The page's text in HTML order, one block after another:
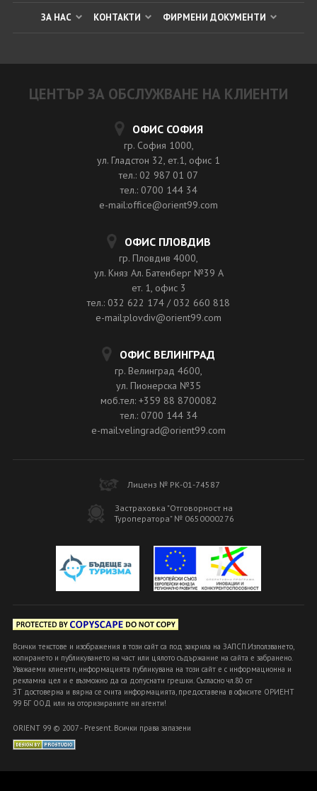
ЗА НАС КОНТАКТИ ФИРМЕНИ ДОКУМЕНТИ
ЦЕНТЪР ЗА ОБСЛУЖВАНЕ НА КЛИЕНТИ
ОФИС СОФИЯ
гр. София 1000,
ул. Гладстон 32, ет.1, офис 1
тел.: 02 987 01 07
тел.: 0700 144 34
e-mail:office@orient99.com
ОФИС ПЛОВДИВ
гр. Пловдив 4000,
ул. Княз Ал. Батенберг №39 A
ет. 1, офис 3
тел.: 032 622 174 / 032 660 818
e-mail:plovdiv@orient99.com
ОФИС ВЕЛИНГРАД
гр. Велинград 4600,
ул. Пионерска №35
моб.тел: +359 88 8700082
тел.: 0700 144 34
e-mail:velingrad@orient99.com
Лиценз № РК-01-74587
Застраховка "Отговорност на
Туроператора" № 0650000276
Всички текстове и изображения в този сайт са под закрила на ЗАПСП.Използването,
копирането и публикуването на част или цялото съдържание на сайта е забранено.
Уважаеми клиенти, информацията публикувана на този сайт е с информационна и
рекламна цел и е възможно да са допуснати грешки. Съгласно чл.80 от
ЗТ достоверна и вярна се счита информацията, предоставена в офисите ОРИЕНТ
99 БГ ООД или на оторизираните ни агенти!
ORIENT 99 © 2007 - Present. Всички права запазени